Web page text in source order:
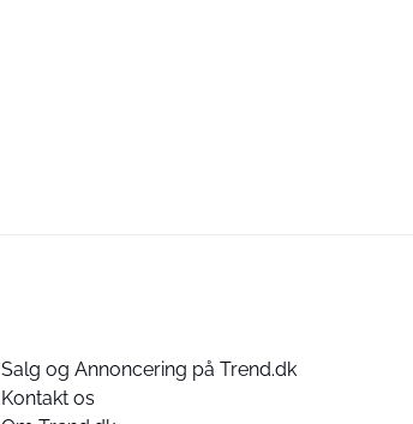
Salg og Annoncering på Trend.dk
Kontakt os